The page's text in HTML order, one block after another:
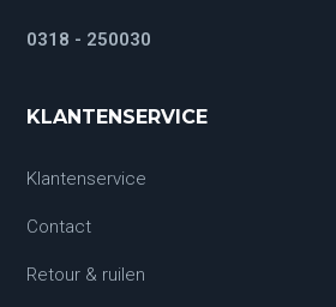
0318 - 250030
KLANTENSERVICE
Klantenservice
Contact
Retour & ruilen